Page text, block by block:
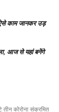
काम जानकर उड़
आज से यहां बनेंगे